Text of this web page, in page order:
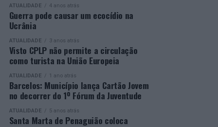
A Escola de Tecnologia e Gestão de Barcelos continua a
afirmar-se como uma referência na formação
profissional e na qualificação de adultos, contribuindo
para o desenvolvimento de competências, o aumento da
empregabilidade e a valorização do capital humano do
concelho e da região.
A Empresa Municipal de Educação e Cultura de Barcelos
felicita todos os diplomados por esta importante
conquista, desejando-lhes os maiores sucessos pessoais,
profissionais e académicos, convicta de que este diploma
ATUALIDADE 4 anos atrás
Guerra pode causar um ecocídio na
Ucrânia
ATUALIDADE 3 anos atrás
Visto CPLP não permite a circulação
como turista na União Europeia
ATUALIDADE 1 ano atrás
Barcelos: Município lança Cartão Jovem
no decorrer do 1º Fórum da Juventude
ATUALIDADE 5 anos atrás
Santa Marta de Penaguião coloca